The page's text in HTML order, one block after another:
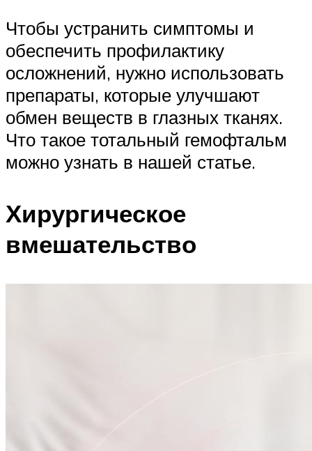
Чтобы устранить симптомы и
обеспечить профилактику
осложнений, нужно использовать
препараты, которые улучшают
обмен веществ в глазных тканях.
Что такое тотальный гемофтальм
можно узнать в нашей статье.
Хирургическое
вмешательство